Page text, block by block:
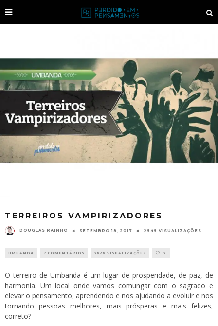
TERREIROS VAMPIRIZADORES
DOUGLAS RAINHO SETEMBRO 18, 2017 2949 VISUALIZAÇÕES
UMBANDA 7 COMENTÁRIOS 2949 VISUALIZAÇÕES 2
O terreiro de Umbanda é um lugar de prosperidade, de paz, de
harmonia. Um local onde vamos comungar com o sagrado e
elevar o pensamento, aprendendo e nos ajudando a evoluir e nos
tornando pessoas melhores, mais prósperas e mais felizes,
correto?